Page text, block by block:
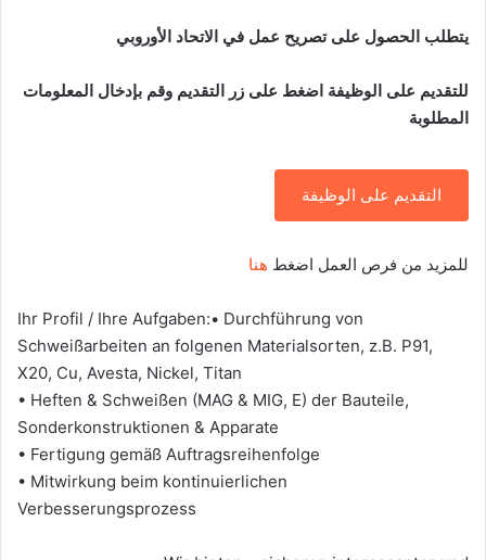
يتطلب الحصول على تصريح عمل في الاتحاد الأوروبي
للتقديم على الوظيفة اضغط على زر التقديم وقم بإدخال المعلومات
المطلوبة
التقديم على الوظيفة
للمزيد من فرص العمل اضغط هنا
Ihr Profil / Ihre Aufgaben:• Durchführung von
Schweißarbeiten an folgenen Materialsorten, z.B. P91,
X20, Cu, Avesta, Nickel, Titan
• Heften & Schweißen (MAG & MIG, E) der Bauteile,
Sonderkonstruktionen & Apparate
• Fertigung gemäß Auftragsreihenfolge
• Mitwirkung beim kontinuierlichen
Verbesserungsprozess